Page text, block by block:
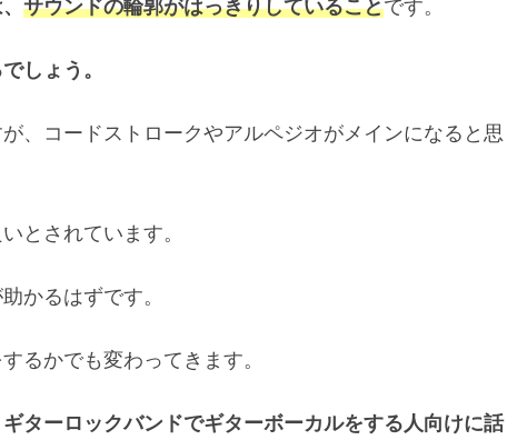
サウンドの輪郭がはっきりしていることです。
しょう。
、コードストロークやアルペジオがメインになると思
とされています。
かるはずです。
るかでも変わってきます。
ターロックバンドでギターボーカルをする人向けに話